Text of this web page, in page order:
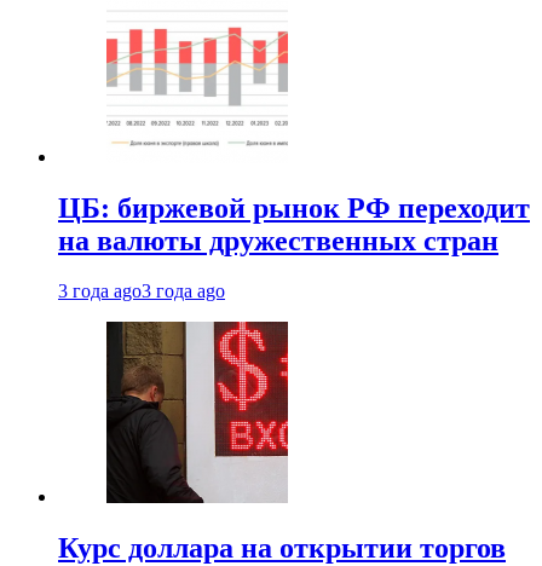
ЦБ: биржевой рынок РФ переходит
на валюты дружественных стран
3 года ago3 года ago
Курс доллара на открытии торгов